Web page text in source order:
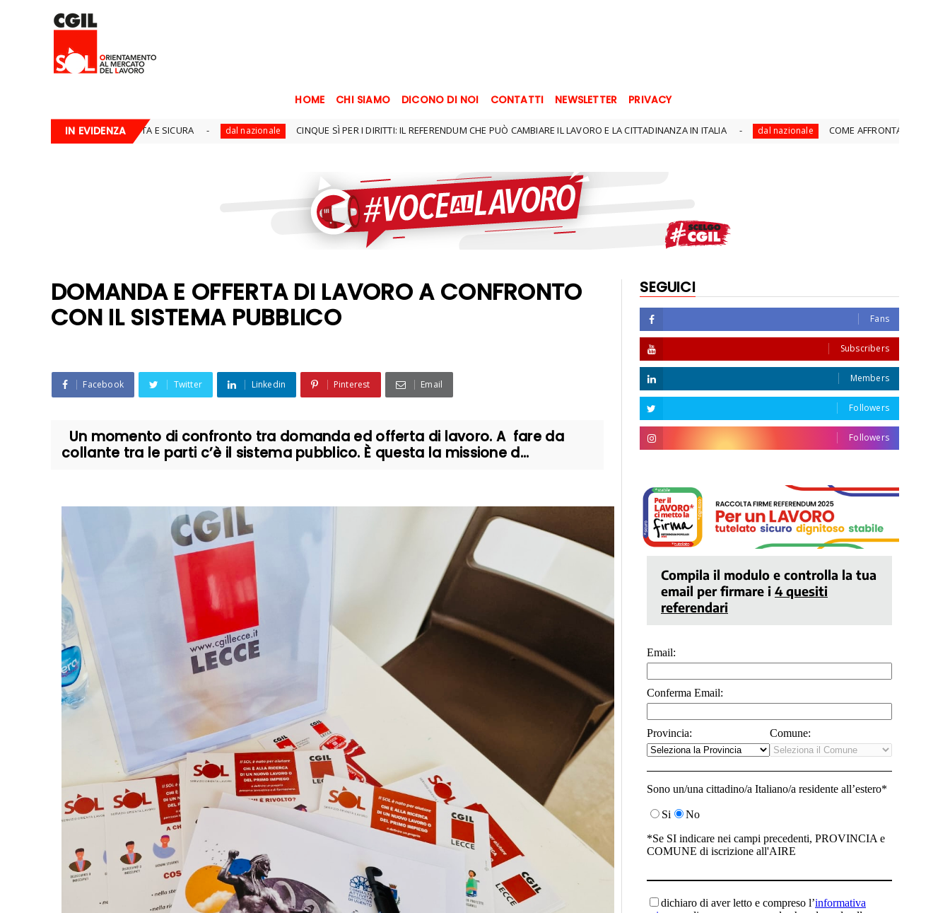
HOME CHI SIAMO DICONO DI NOI CONTATTI NEWSLETTER PRIVACY
IN EVIDENZA
CORRETTA E SICURA dal nazionale CINQUE SÌ PER I DIRITTI: IL REFERENDUM CHE PUÒ CAMBIARE IL LAVORO E LA CITTADINANZA IN ITALIA dal nazionale COME AFFRONTARE AL MEGLIO IL
DOMANDA E OFFERTA DI LAVORO A CONFRONTO
CON IL SISTEMA PUBBLICO
Facebook Twitter Linkedin Pinterest Email
Un momento di confronto tra domanda ed offerta di lavoro. A fare da
collante tra le parti c’è il sistema pubblico. È questa la missione d...
SEGUICI
Fans
Subscribers
Members
Followers
Followers